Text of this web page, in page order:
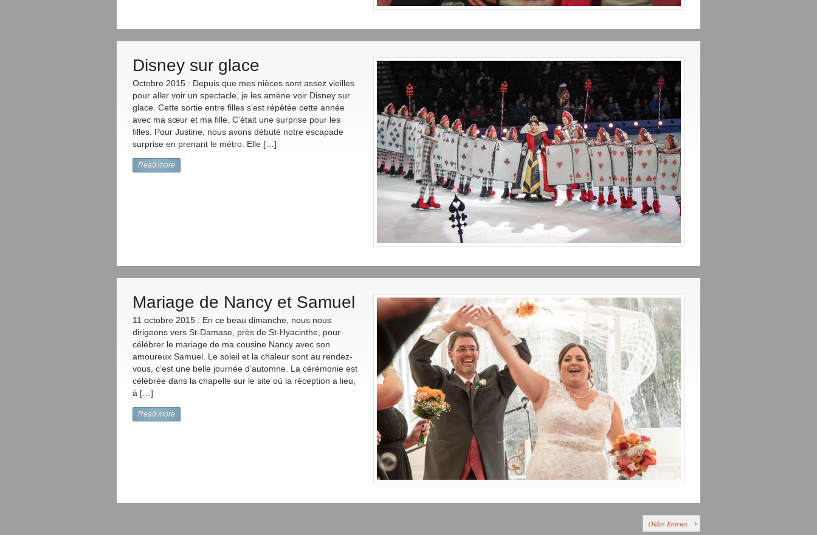
Disney sur glace
Octobre 2015 : Depuis que mes nièces sont assez vieilles
pour aller voir un spectacle, je les amène voir Disney sur
glace. Cette sortie entre filles s’est répétée cette année
avec ma sœur et ma fille. C’était une surprise pour les
filles. Pour Justine, nous avons débuté notre escapade
surprise en prenant le métro. Elle […]
Read more
Mariage de Nancy et Samuel
11 octobre 2015 : En ce beau dimanche, nous nous
dirigeons vers St-Damase, près de St-Hyacinthe, pour
célébrer le mariage de ma cousine Nancy avec son
amoureux Samuel. Le soleil et la chaleur sont au rendez-
vous, c’est une belle journée d’automne. La cérémonie est
célébrée dans la chapelle sur le site où la réception a lieu,
à […]
Read more
Older Entries